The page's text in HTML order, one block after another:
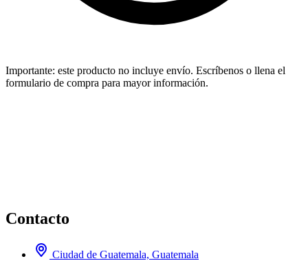
Importante: este producto no incluye envío. Escríbenos o llena el
formulario de compra para mayor información.
Contacto
Ciudad de Guatemala, Guatemala